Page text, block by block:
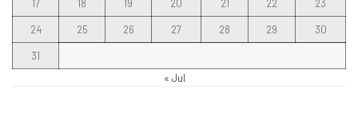
17 18 19 20 21 22 23
24 25 26 27 28 29 30
31
« Jul